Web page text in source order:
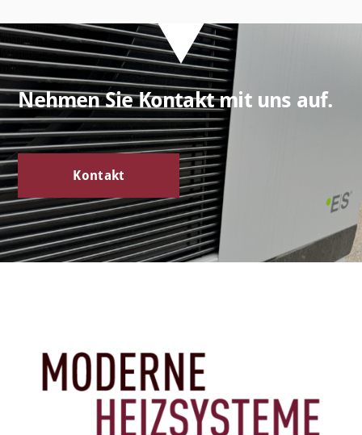
Nehmen Sie Kontakt mit uns auf.
Kontakt